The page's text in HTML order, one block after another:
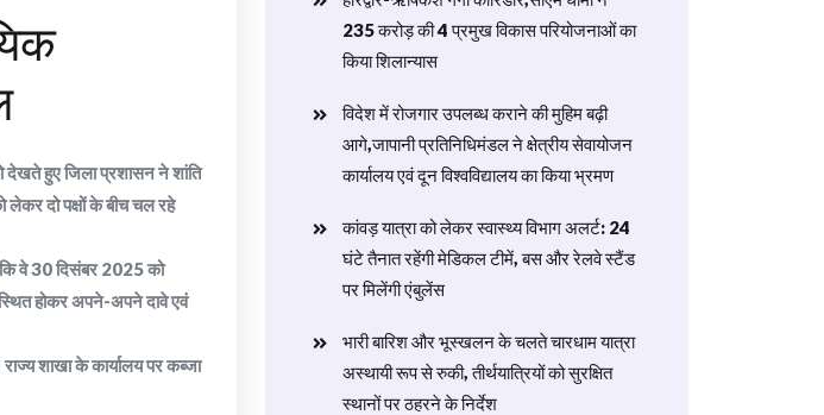
देखते हुए जिला प्रशासन ने शांति
लेकर दो पक्षों के बीच चल रहे
कि वे 30 दिसंबर 2025 को
होकर अपने-अपने दावे एवं
राज्य शाखा के कार्यालय पर कब्जा
235 करोड़ की 4 प्रमुख विकास परियोजनाओं का
किया शिलान्यास
विदेश में रोजगार उपलब्ध कराने की मुहिम बढ़ी
आगे,जापानी प्रतिनिधिमंडल ने क्षेत्रीय सेवायोजन
कार्यालय एवं दून विश्वविद्यालय का किया भ्रमण
​कांवड़ यात्रा को लेकर स्वास्थ्य विभाग अलर्ट: 24
घंटे तैनात रहेंगी मेडिकल टीमें, बस और रेलवे स्टैंड
पर मिलेंगी एंबुलेंस
​भारी बारिश और भूस्खलन के चलते चारधाम यात्रा
अस्थायी रूप से रुकी, तीर्थयात्रियों को सुरक्षित
स्थानों पर ठहरने के निर्देश